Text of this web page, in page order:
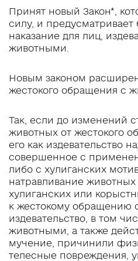
Принят новый Закон*,
силу, и предусматривает
наказание для лиц,
животными.
Новым законом
жестокого обращения с
Так, если до изменений
животных от жестокого
его как издевательство
совершенное с
либо с хулиганских
натравливание животных
хулиганских или
к жестокому обращению
издевательство, в том
животными, а также
мучение, причинили
телесные повреждения,